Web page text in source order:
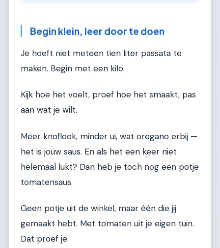
Begin klein, leer door te doen
Je hoeft niet meteen tien liter passata te
maken. Begin met een kilo.
Kijk hoe het voelt, proef hoe het smaakt, pas
aan wat je wilt.
Meer knoflook, minder ui, wat oregano erbij —
het is jouw saus. En als het een keer niet
helemaal lukt? Dan heb je toch nog een potje
tomatensaus.
Geen potje uit de winkel, maar één die jij
gemaakt hebt. Met tomaten uit je eigen tuin.
Dat proef je.